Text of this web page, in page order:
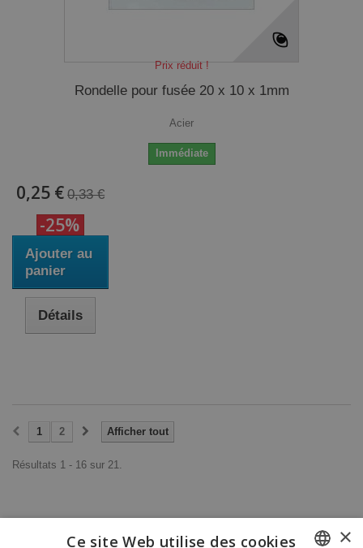
Prix réduit !
Rondelle pour fusée 20 x 10 x 1mm
Acier
Immédiate
0,25 € 0,33 €
-25%
Ajouter au
panier
Détails
Afficher tout
1 2
Résultats 1 - 16 sur 21.
×
Ce site Web utilise des cookies